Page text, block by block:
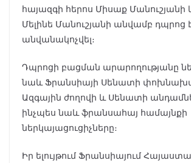
հայազգի հերոս Միսաք Մանուշյանի
Մելինե Մանուշյանի անվամբ դպրոց
անվանակոչվել։
Դպրոցի բացման արարողությանը
նաև Ֆրանսիայի Սենատի
Ազգային ժողովի և Սենատի
ինչպես նաև ֆրանսահայ համայնքի
ներկայացուցիչները։
Իր ելույթում Ֆրանսիայում